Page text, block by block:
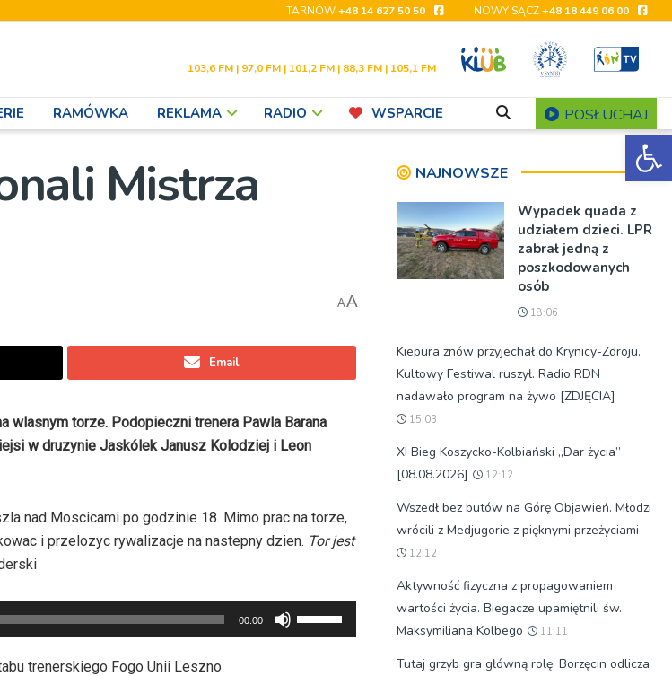
TARNÓW+48 14 627 50 50 NOWY SĄCZ+48 18 449 06 00
103,6 FM | 97,0 FM | 101,2 FM | 88,3 FM | 105,1 FM
RAMÓWKA REKLAMA RADIO WSPARCIE POSŁUCHAJ
Mistrza
AA
Email
wlasnym torze. Podopieczni trenera Pawla Barana
w druzynie Jaskólek Janusz Kolodziej i Leon
nad Moscicami po godzinie 18. Mimo prac na torze,
i przelozyc rywalizacje na nastepny dzien. Tor jest
00:00
strzałek
trenerskiego Fogo Unii Leszno
NAJNOWSZE
Wypadek quada z
udziałem dzieci. LPR
zabrał jedną z
poszkodowanych
osób
18:06
Kiepura znów przyjechał do Krynicy-Zdroju.
Kultowy Festiwal ruszył. Radio RDN
nadawało program na żywo [ZDJĘCIA]
15:03
XI Bieg Koszycko-Kolbiański „Dar życia”
[08.08.2026]
12:12
Wszedł bez butów na Górę Objawień. Młodzi
wrócili z Medjugorie z pięknymi przeżyciami
12:12
Aktywność fizyczna z propagowaniem
wartości życia. Biegacze upamiętnili św.
Maksymiliana Kolbego
11:11
Tutaj grzyb gra główną rolę. Borzęcin odlicza